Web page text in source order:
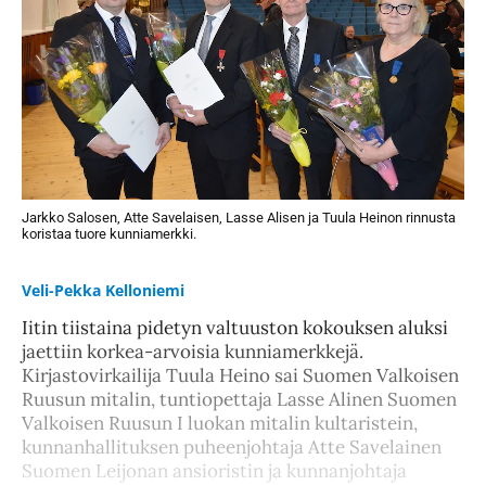
Jarkko Salosen, Atte Savelaisen, Lasse Alisen ja Tuula Heinon rinnusta
koristaa tuore kunniamerkki.
Veli-Pekka Kelloniemi
Iitin tiistaina pidetyn valtuuston kokouksen aluksi
jaettiin korkea-arvoisia kunniamerkkejä.
Kirjastovirkailija Tuula Heino sai Suomen Valkoisen
Ruusun mitalin, tuntiopettaja Lasse Alinen Suomen
Valkoisen Ruusun I luokan mitalin kultaristein,
kunnanhallituksen puheenjohtaja Atte Savelainen
Suomen Leijonan ansioristin ja kunnanjohtaja